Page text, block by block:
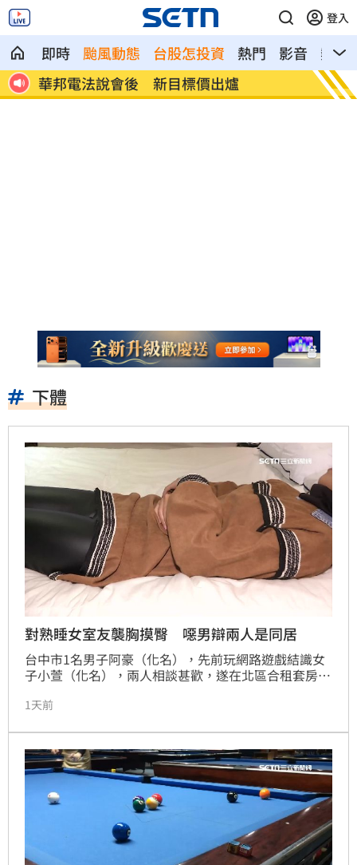
登入
即時 颱風動態 台股怎投資 熱門 影音
熱搜
高雄轎車暴衝連3撞！波及13車600戶停電
陳晨
場
下體
對熟睡女室友襲胸摸臀 噁男辯兩人是同居
台中市1名男子阿豪（化名），先前玩網路遊戲結識女
子小萱（化名），兩人相談甚歡，遂在北區合租套房同
她，接著狂摸胸部、腰部、大腿及下體，還用下體猛頂
行，但法官不予採信，仍依乘機猥褻罪判他1年徒刑。
1天前